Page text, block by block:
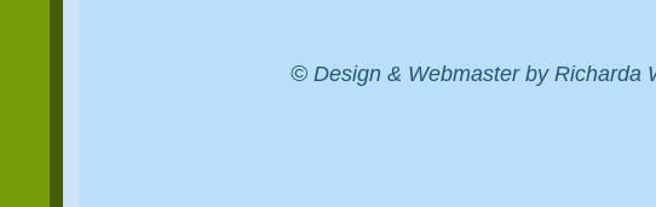
© Design & Webmaster by Richarda